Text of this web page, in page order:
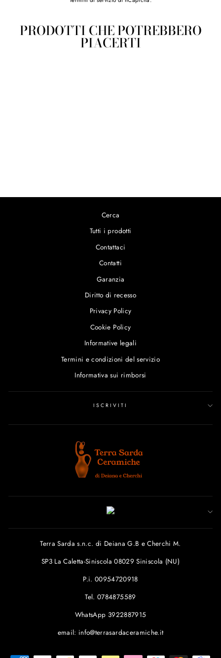
PRODOTTI CHE POTREBBERO
PIACERTI
Cerca
Tutti i prodotti
Contattaci
Contatti
Garanzia
Diritto di recesso
Privacy Policy
Cookie Policy
Informative legali
Termini e condizioni del servizio
Informativa sui rimborsi
ISCRIVITI
Terra Sarda s.n.c. di Deiana G.B e Cherchi M.
SP3 La Caletta-Siniscola 08029 Siniscola (NU)
P.i. 00954720918
Tel. 0784875589
WhatsApp 3922887915
email: info@terrasardaceramiche.it